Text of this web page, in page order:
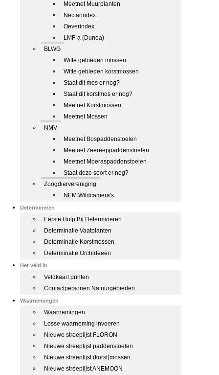
Meetnet Muurplanten
Nectarindex
Oeverindex
LMF-a (Dunea)
BLWG
Witte gebieden mossen
Witte gebieden korstmossen
Staat dit mos er nog?
Staat dit korstmos er nog?
Meetnet Korstmossen
Meetnet Mossen
NMV
Meetnet Bospaddenstoelen
Meetnet Zeereeppaddenstoelen
Meetnet Moeraspaddenstoelen
Staat deze soort er nog?
Zoogdiervereniging
NEM Wildcamera's
Determineren
Eerste Hulp Bij Determineren
Determinatie Vaatplanten
Determinatie Korstmossen
Determinatie Orchideeën
Het veld in
Veldkaart printen
Contactpersonen Natuurgebieden
Waarnemingen
Waarnemingen
Losse waarneming invoeren
Nieuwe streeplijst FLORON
Nieuwe streeplijst paddenstoelen
Nieuwe streeplijst (korst)mossen
Nieuwe streeplijst ANEMOON